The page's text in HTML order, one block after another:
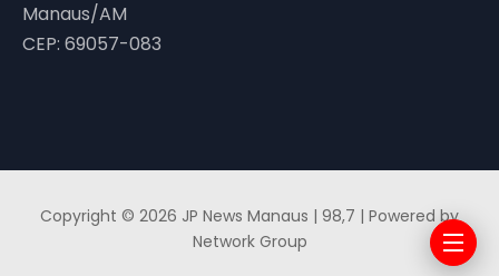
Manaus/AM
CEP: 69057-083
Copyright © 2026 JP News Manaus | 98,7 | Powered by
Network Group